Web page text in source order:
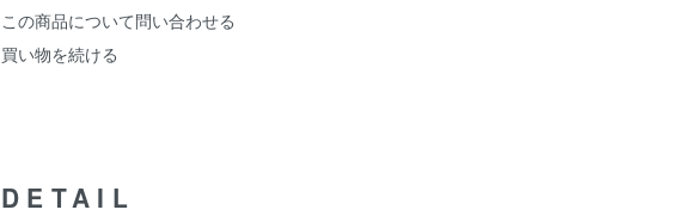
この商品について問い合わせる
買い物を続ける
DETAIL